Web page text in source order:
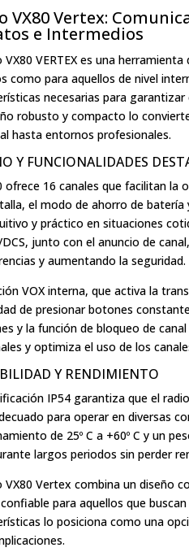
VX80 Vertex:
e Intermedios
VX80 VERTEX es una
como para aquellos de nivel
necesarias para
robusto y compacto lo
hasta entornos profesionales.
Y FUNCIONALIDADES
ofrece 16 canales que facilitan
el modo de ahorro de
y práctico en situaciones
DCS, junto con el anuncio de
y aumentando la seguridad.
VOX interna, que activa la
de presionar botones
y la función de bloqueo de
y optimiza el uso de los
Y RENDIMIENTO
IP54 garantiza que el
para operar en diversas
de 25º C a +60º C y un
largos periodos sin perder
VX80 Vertex combina un diseño
para aquellos que
lo posiciona como una